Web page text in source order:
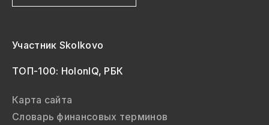
Участник Skolkovo
ТОП-100: HolonIQ, РБК
Карта сайта
Словарь финансовых терминов